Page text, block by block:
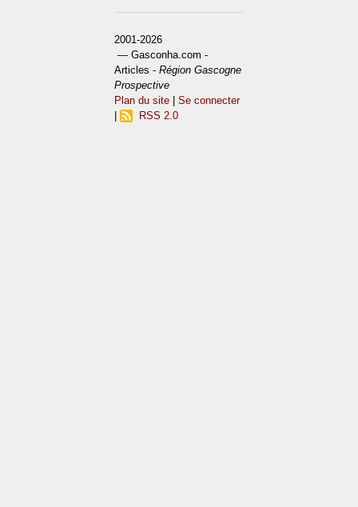
2001-2026
— Gasconha.com -
Articles -Région Gascogne
Prospective
Plan du site |Se connecter
RSS 2.0